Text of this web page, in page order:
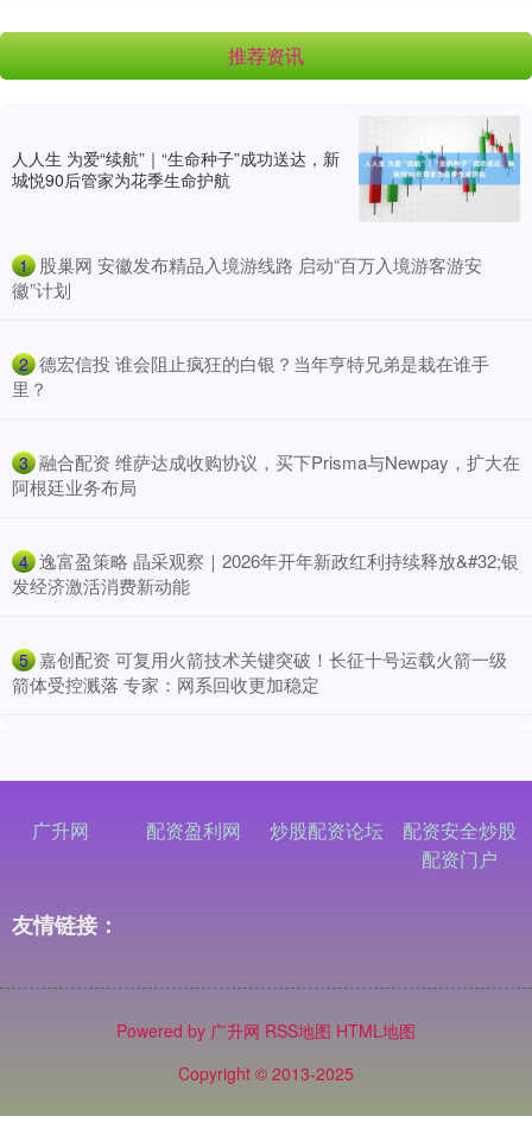
推荐资讯
人人生 为爱“续航”｜“生命种子”成功送达，新
城悦90后管家为花季生命护航
1 ​股巢网 安徽发布精品入境游线路 启动“百万入境游客游安
徽”计划
2 ​德宏信投 谁会阻止疯狂的白银？当年亨特兄弟是栽在谁手
里？
3 ​融合配资 维萨达成收购协议，买下Prisma与Newpay，扩大在
阿根廷业务布局
4 ​逸富盈策略 晶采观察｜2026年开年新政红利持续释放&#32;银
发经济激活消费新动能
5 ​嘉创配资 可复用火箭技术关键突破！长征十号运载火箭一级
箭体受控溅落 专家：网系回收更加稳定
广升网 配资盈利网 炒股配资论坛
配资安全炒股
配资门户
友情链接：
Powered by 广升网 RSS地图 HTML地图
Copyright © 2013-2025